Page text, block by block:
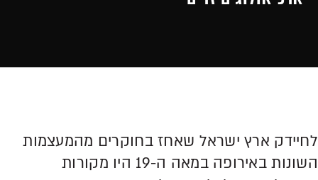
לחיידק ארץ ישראל שאחז בחוקרים מהמעצמות
השונות באירופה במאה ה-19 היו מקורות